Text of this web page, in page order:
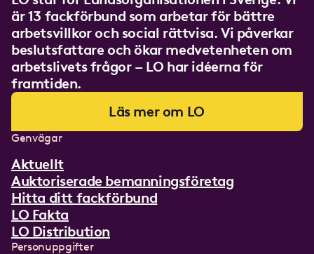
är 13 fackförbund som arbetar för bättre
arbetsvillkor och social rättvisa. Vi påverkar
beslutsfattare och ökar medvetenheten om
arbetslivets frågor – LO har idéerna för
framtiden.
Läs mer om LO
Genvägar
Aktuellt
Auktoriserade bemanningsföretag
Hitta ditt fackförbund
LO Fakta
LO Distribution
Personuppgifter